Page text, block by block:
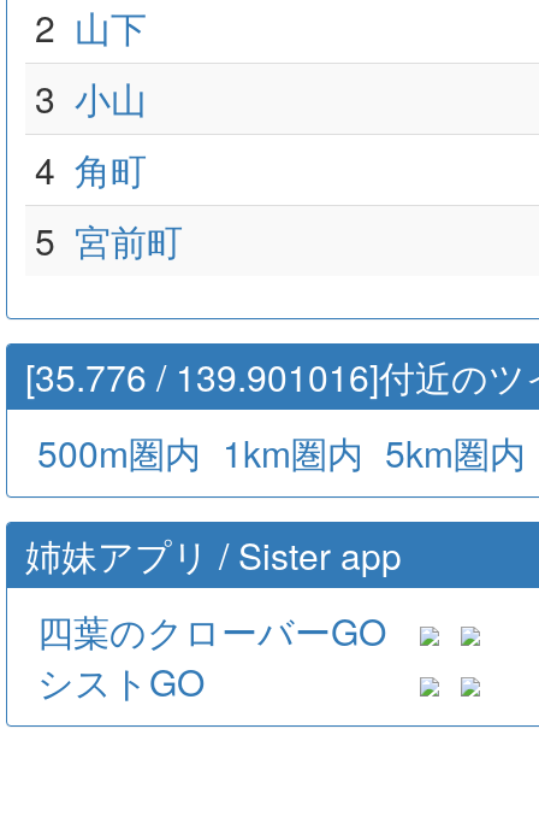
2 山下
3 小山
4 角町
5 宮前町
[35.776 / 139.901016]付近の
500m圏内 1km圏内 5km圏内
姉妹アプリ / Sister app
四葉のクローバーGO
シストGO